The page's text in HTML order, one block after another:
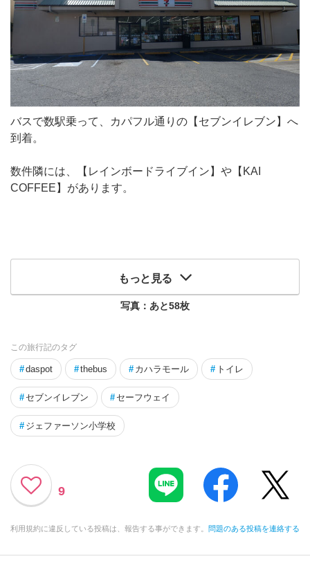
バスで数駅乗って、カパフル通りの【セブンイレブン】へ
到着。
数件隣には、【レインボードライブイン】や【KAI
COFFEE】があります。
もっと見る
写真：あと58枚
この旅行記のタグ
#daspot #thebus # カハラモール # トイレ
# セブンイレブン # セーフウェイ
# ジェファーソン小学校
9
利用規約に違反している投稿は、報告する事ができます。 問題のある投稿を連絡する